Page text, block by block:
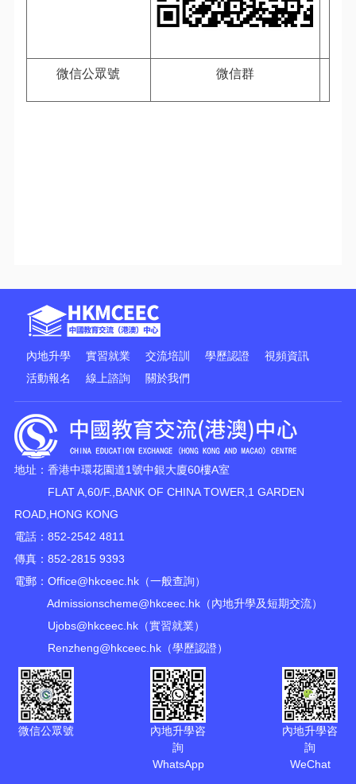
微信公眾號 微信群
內地升學 實習就業 交流培訓 學歷認證
視頻資訊
活動報名
線上諮詢 關於我們
地址：香港中環花園道1號中銀大廈60樓A室
FLAT A,60/F.,BANK OF CHINA TOWER,1 GARDEN
ROAD,HONG KONG
電話：852-2542 4811
傳真：852-2815 9393
電郵： Office@hkceec.hk（一般查詢）
Admissionscheme@hkceec.hk（內地升學及短期交流）
Ujobs@hkceec.hk（實習就業）
Renzheng@hkceec.hk（學歷認證）
微信公眾號
內地升學咨
詢
WhatsApp
內地升學咨
詢
WeChat